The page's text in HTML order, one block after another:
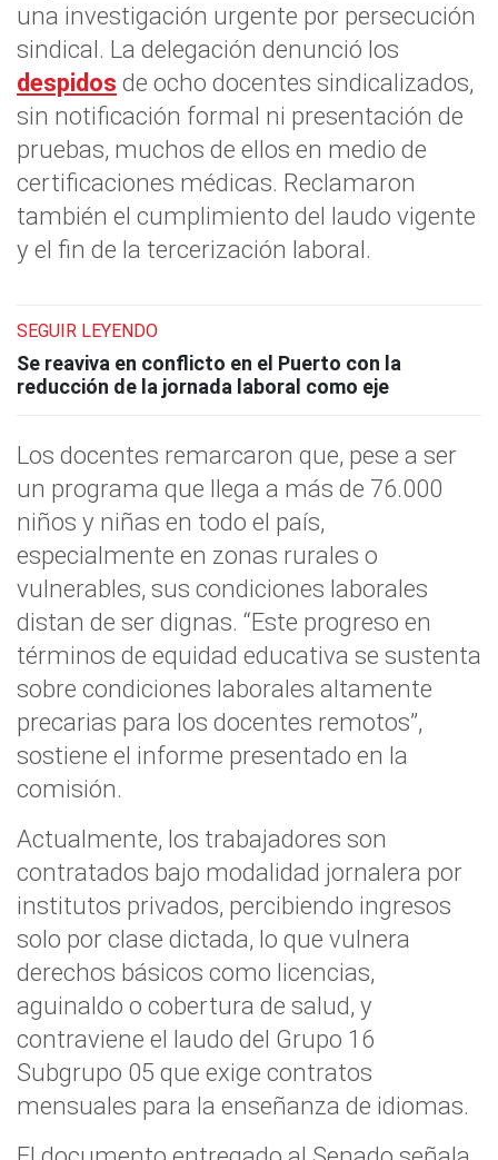
una investigación urgente por persecución
sindical. La delegación denunció los
despidos de ocho docentes sindicalizados,
sin notificación formal ni presentación de
pruebas, muchos de ellos en medio de
certificaciones médicas. Reclamaron
también el cumplimiento del laudo vigente
y el fin de la tercerización laboral.
SEGUIR LEYENDO
Se reaviva en conflicto en el Puerto con la
reducción de la jornada laboral como eje
Los docentes remarcaron que, pese a ser
un programa que llega a más de 76.000
niños y niñas en todo el país,
especialmente en zonas rurales o
vulnerables, sus condiciones laborales
distan de ser dignas. “Este progreso en
términos de equidad educativa se sustenta
sobre condiciones laborales altamente
precarias para los docentes remotos”,
sostiene el informe presentado en la
comisión.
Actualmente, los trabajadores son
contratados bajo modalidad jornalera por
institutos privados, percibiendo ingresos
solo por clase dictada, lo que vulnera
derechos básicos como licencias,
aguinaldo o cobertura de salud, y
contraviene el laudo del Grupo 16
Subgrupo 05 que exige contratos
mensuales para la enseñanza de idiomas.